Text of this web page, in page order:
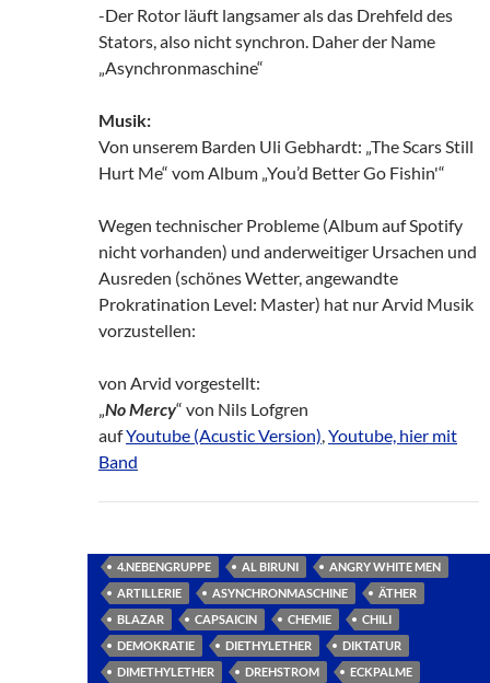
-Der Rotor läuft langsamer als das Drehfeld des
Stators, also nicht synchron. Daher der Name
„Asynchronmaschine“
Musik:
Von unserem Barden Uli Gebhardt: „The Scars Still
Hurt Me“ vom Album „You’d Better Go Fishin'“
Wegen technischer Probleme (Album auf Spotify
nicht vorhanden) und anderweitiger Ursachen und
Ausreden (schönes Wetter, angewandte
Prokratination Level: Master) hat nur Arvid Musik
vorzustellen:
von Arvid vorgestellt:
„No Mercy“ von Nils Lofgren
aufYoutube (Acustic Version),Youtube, hier mit
Band
4.NEBENGRUPPE AL BIRUNI
ANGRY WHITE MEN
ARTILLERIE
ASYNCHRONMASCHINE
ÄTHER
BLAZAR
CAPSAICIN CHEMIE
CHILI
DEMOKRATIE
DIETHYLETHER
DIKTATUR
DIMETHYLETHER
DREHSTROM
ECKPALME